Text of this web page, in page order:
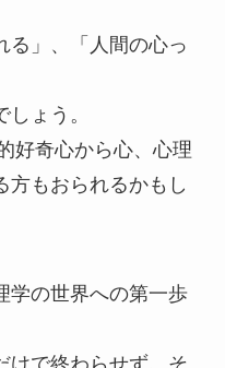
る」、「人間の心っ
ょう。
好奇心から心、心理
方もおられるかもし
学の世界への第一歩